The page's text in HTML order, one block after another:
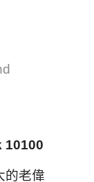
10100
的老偉